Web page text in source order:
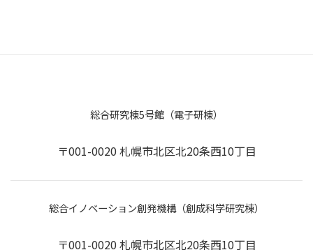
総合研究棟5号館（電子研棟）
〒001-0020 札幌市北区北20条西10丁目
総合イノベーション創発機構（創成科学研究棟）
〒001-0020 札幌市北区北20条西10丁目